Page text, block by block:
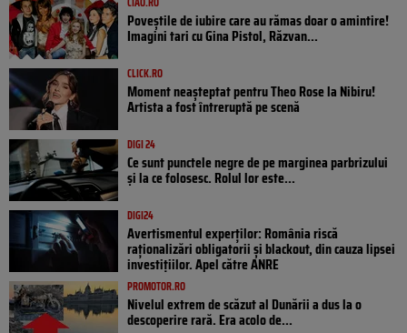
Poveştile de iubire care au rămas doar o amintire!
Imagini tari cu Gina Pistol, Răzvan...
CLICK.RO
Moment neașteptat pentru Theo Rose la Nibiru!
Artista a fost întreruptă pe scenă
DIGI 24
Ce sunt punctele negre de pe marginea parbrizului
și la ce folosesc. Rolul lor este...
DIGI24
Avertismentul experților: România riscă
raționalizări obligatorii și blackout, din cauza lipsei
investițiilor. Apel către ANRE
PROMOTOR.RO
Nivelul extrem de scăzut al Dunării a dus la o
descoperire rară. Era acolo de...